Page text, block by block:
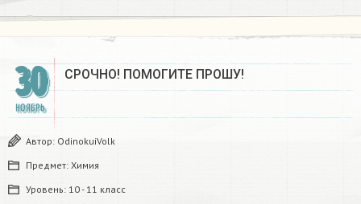
30
НОЯБРЬ
СРОЧНО! ПОМОГИТЕ ПРОШУ!
Автор: OdinokuiVolk
Предмет: Химия
Уровень: 10 - 11 класс